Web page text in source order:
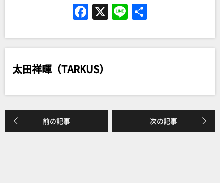
F
c
e
b
o
o
X Li
e
太田祥暉（TARKUS）
前の記事 次の記事